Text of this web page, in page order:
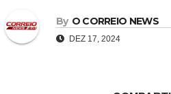
By O CORREIO NEWS
DEZ 17, 2024